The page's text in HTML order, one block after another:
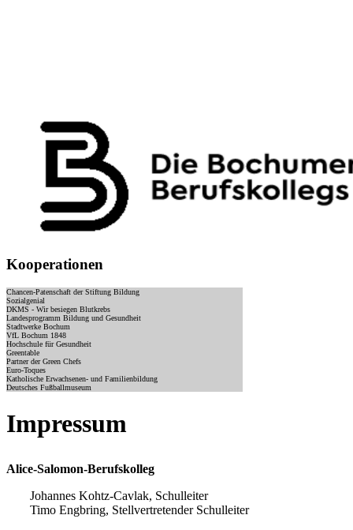
Kooperationen
Chancen-Patenschaft der Stiftung Bildung
Sozialgenial
DKMS - Wir besiegen Blutkrebs
Landesprogramm Bildung und Gesundheit
Stadtwerke Bochum
VfL Bochum 1848
Hochschule für Gesundheit
Greentable
Partner der Green Chefs
Euro-Toques
Katholische Erwachsenen- und Familienbildung
Deutsches Fußballmuseum
Impressum
Alice-Salomon-Berufskolleg
Johannes Kohtz-Cavlak, Schulleiter
Timo Engbring, Stellvertretender Schulleiter